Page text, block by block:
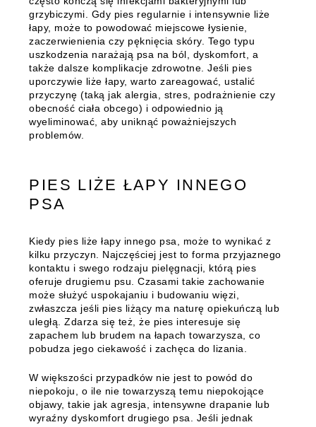
grzybiczymi. Gdy pies regularnie i intensywnie liże
łapy, może to powodować miejscowe łysienie,
zaczerwienienia czy pęknięcia skóry. Tego typu
uszkodzenia narażają psa na ból, dyskomfort, a
także dalsze komplikacje zdrowotne. Jeśli pies
uporczywie liże łapy, warto zareagować, ustalić
przyczynę (taką jak alergia, stres, podrażnienie czy
obecność ciała obcego) i odpowiednio ją
wyeliminować, aby uniknąć poważniejszych
problemów.
PIES LIŻE ŁAPY INNEGO
PSA
Kiedy pies liże łapy innego psa, może to wynikać z
kilku przyczyn. Najczęściej jest to forma przyjaznego
kontaktu i swego rodzaju pielęgnacji, którą pies
oferuje drugiemu psu. Czasami takie zachowanie
może służyć uspokajaniu i budowaniu więzi,
zwłaszcza jeśli pies liżący ma naturę opiekuńczą lub
uległą. Zdarza się też, że pies interesuje się
zapachem lub brudem na łapach towarzysza, co
pobudza jego ciekawość i zachęca do lizania.
W większości przypadków nie jest to powód do
niepokoju, o ile nie towarzyszą temu niepokojące
objawy, takie jak agresja, intensywne drapanie lub
wyraźny dyskomfort drugiego psa. Jeśli jednak